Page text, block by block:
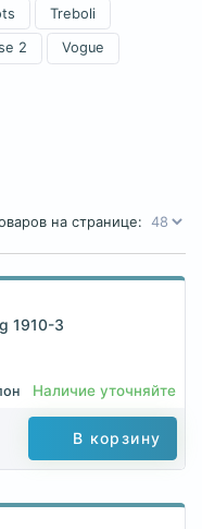
Treboli
2 Vogue
на странице:
1910-3
Наличие уточняйте
В корзину